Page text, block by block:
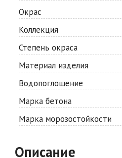
Окрас
Коллекция
Степень окраса
Материал изделия
Водопоглощение
Марка бетона
Марка морозостойкости
Описание